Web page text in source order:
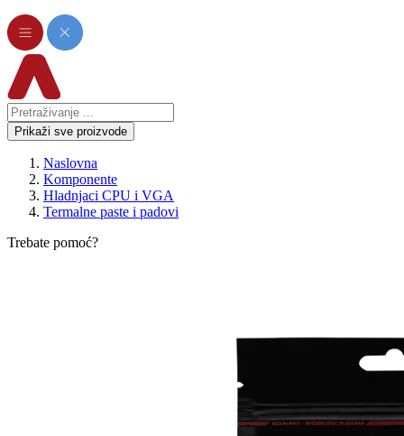
Prikaži sve proizvode
Naslovna
Komponente
Hladnjaci CPU i VGA
Termalne paste i padovi
Trebate pomoć?